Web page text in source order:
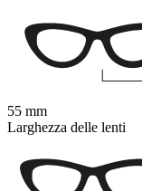
55 mm
Larghezza delle lenti